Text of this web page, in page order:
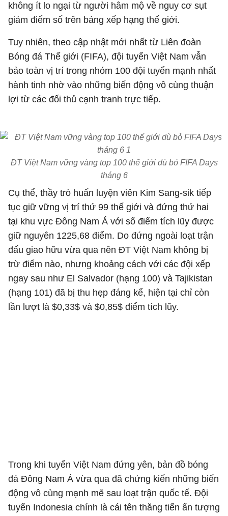
không ít lo ngại từ người hâm mộ về nguy cơ sụt
giảm điểm số trên bảng xếp hạng thế giới.
Tuy nhiên, theo cập nhật mới nhất từ Liên đoàn
Bóng đá Thế giới (FIFA), đội tuyển Việt Nam vẫn
bảo toàn vị trí trong nhóm 100 đội tuyển mạnh nhất
hành tinh nhờ vào những biến động vô cùng thuận
lợi từ các đối thủ cạnh tranh trực tiếp.
ĐT Việt Nam vững vàng top 100 thế giới dù bỏ FIFA Days
tháng 6
Cụ thể, thầy trò huấn luyện viên Kim Sang-sik tiếp
tục giữ vững vị trí thứ 99 thế giới và đứng thứ hai
tại khu vực Đông Nam Á với số điểm tích lũy được
giữ nguyên 1225,68 điểm. Do đứng ngoài loạt trận
đấu giao hữu vừa qua nên ĐT Việt Nam không bị
trừ điểm nào, nhưng khoảng cách với các đội xếp
ngay sau như El Salvador (hạng 100) và Tajikistan
(hạng 101) đã bị thu hẹp đáng kể, hiện tại chỉ còn
lần lượt là $0,33$ và $0,85$ điểm tích lũy.
Trong khi tuyển Việt Nam đứng yên, bản đồ bóng
đá Đông Nam Á vừa qua đã chứng kiến những biến
động vô cùng mạnh mẽ sau loạt trận quốc tế. Đội
tuyển Indonesia chính là cái tên thăng tiến ấn tượng